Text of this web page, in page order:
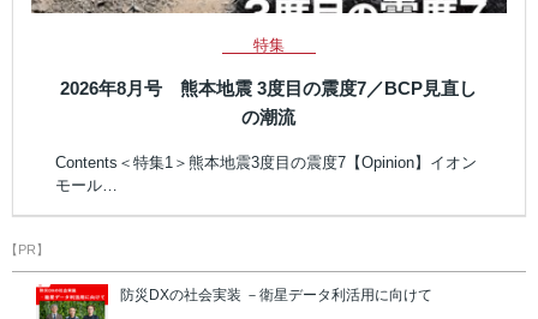
特集
2026年8月号 熊本地震 3度目の震度7／BCP見直し
の潮流
Contents＜特集1＞熊本地震3度目の震度7【Opinion】イオン
モール…
【PR】
防災DXの社会実装 －衛星データ利活用に向けて